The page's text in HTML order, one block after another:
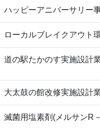
ハッピーアニバーサリー
ローカルブレイクアウト
道の駅たかのす実施設計
大太鼓の館改修実施設計
滅菌用塩素剤(メルサンR